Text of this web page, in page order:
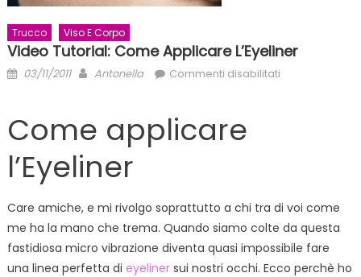
Trucco Viso E Corpo
Video Tutorial: Come Applicare L’Eyeliner
Posted
03/11/2011 Author
Antonella Commenti disabilitatisu
Come applicare
l’Eyeliner
Care amiche, e mi rivolgo soprattutto a chi tra di voi come
me ha la mano che trema. Quando siamo colte da questa
fastidiosa micro vibrazione diventa quasi impossibile fare
una linea perfetta di eyelinersui nostri occhi. Ecco perchè ho